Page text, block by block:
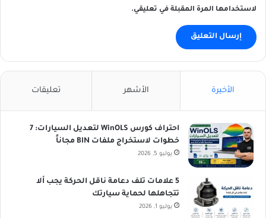
لاستخدامها المرة المقبلة في تعليقي.
الأخيرة الأشهر تعليقات
احتراف كورس WinOLS لتعديل السيارات: 7
خطوات لاستخراج ملفات BIN مجاناً
يوليو 5, 2026
5 علامات تلف دعامة ناقل الحركة يجب ألا
تتجاهلها لحماية سيارتك
يوليو 1, 2026